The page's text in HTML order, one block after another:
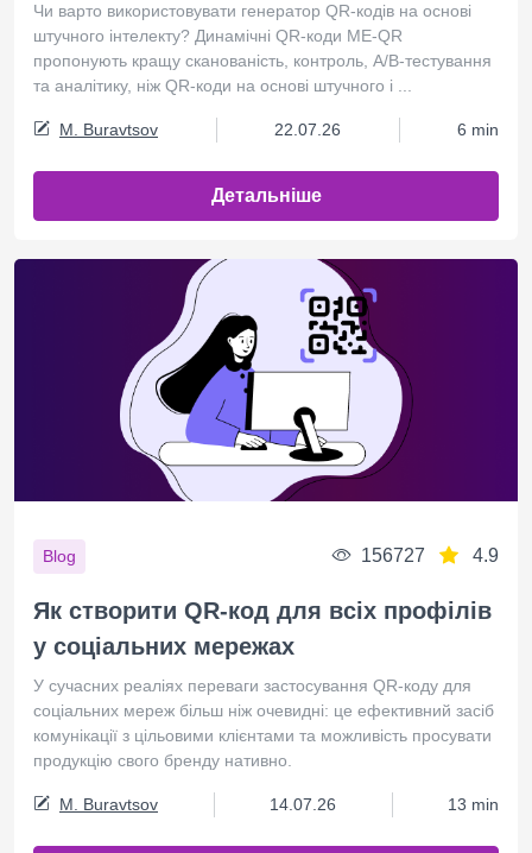
Чи варто використовувати генератор QR-кодів на основі
штучного інтелекту? Динамічні QR-коди ME-QR
пропонують кращу сканованість, контроль, A/B-тестування
та аналітику, ніж QR-коди на основі штучного і ...
M. Buravtsov 22.07.26 6 min
Детальніше
Blog 156727 4.9
Як створити QR-код для всіх профілів
у соціальних мережах
У сучасних реаліях переваги застосування QR-коду для
соціальних мереж більш ніж очевидні: це ефективний засіб
комунікації з цільовими клієнтами та можливість просувати
продукцію свого бренду нативно.
M. Buravtsov 14.07.26 13 min